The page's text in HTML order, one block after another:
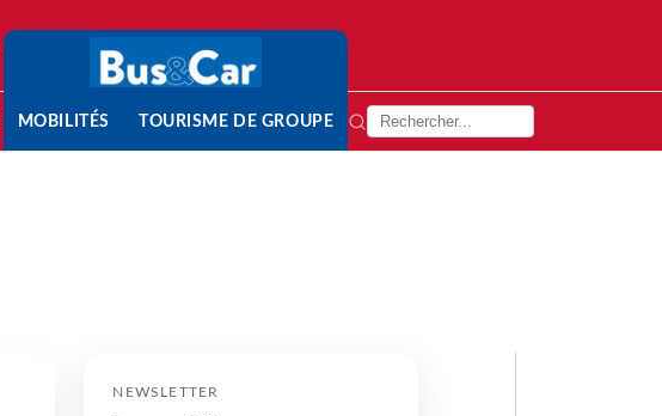
MOBILITÉS TOURISME DE GROUPE
NEWSLETTER